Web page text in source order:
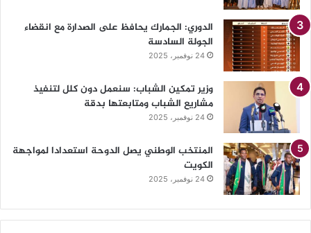
الدوري: الجمارك يحافظ على الصدارة مع انقضاء
الجولة السادسة
24 نوفمبر، 2025
وزير تمكين الشباب: سنعمل دون كلل لتنفيذ
مشاريع الشباب ومتابعتها بدقة
24 نوفمبر، 2025
المنتخب الوطني يصل الدوحة استعدادا لمواجهة
الكويت
24 نوفمبر، 2025